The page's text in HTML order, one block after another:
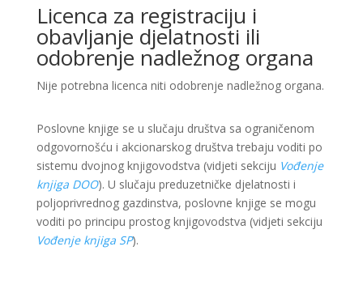
Licenca za registraciju i
obavljanje djelatnosti ili
odobrenje nadležnog organa
Nije potrebna licenca niti odobrenje nadležnog organa.
Poslovne knjige se u slučaju društva sa ograničenom
odgovornošću i akcionarskog društva trebaju voditi po
sistemu dvojnog knjigovodstva (vidjeti sekciju Vođenje
knjiga DOO). U slučaju preduzetničke djelatnosti i
poljoprivrednog gazdinstva, poslovne knjige se mogu
voditi po principu prostog knjigovodstva (vidjeti sekciju
Vođenje knjiga SP).